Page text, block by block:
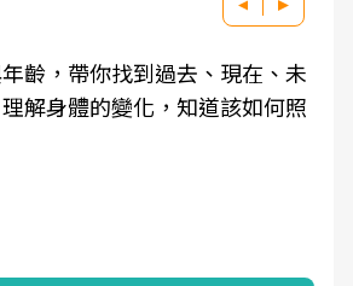
齡，帶你找到過去、現在、未
解身體的變化，知道該如何照